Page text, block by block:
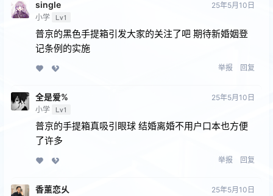
single
小学 Lv1
25年5月10日
普京的黑色手提箱引发大家的关注了吧 期待新婚姻登
记条例的实施
举报 回复
全是爱%
小学 Lv1
25年5月10日
普京的手提箱真吸引眼球 结婚离婚不用户口本也方便
了许多
举报 回复
香薰恋乆 25年5月10日